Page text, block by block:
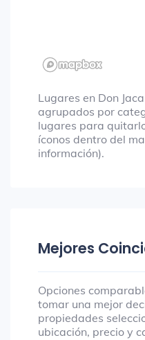
Lugares en Don
agrupados por
lugares para
íconos dentro del
información).
Mejores
Opciones
tomar una mejor
propiedades
ubicación, precio y